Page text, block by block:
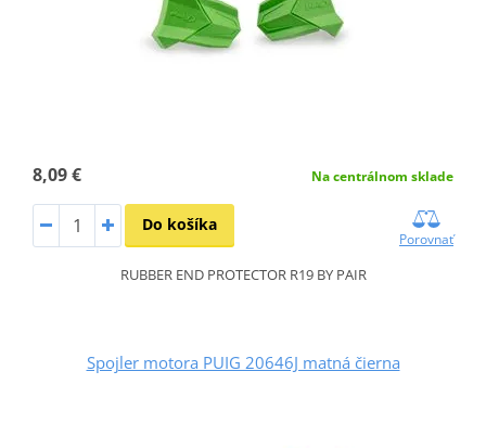
8,09 € Na centrálnom sklade
Do košíka
Porovnať
RUBBER END PROTECTOR R19 BY PAIR
Spojler motora PUIG 20646J matná čierna